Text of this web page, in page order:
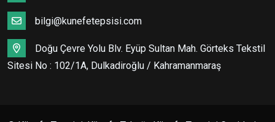
bilgi@kunefetepsisi.com
Doğu Çevre Yolu Blv. Eyüp Sultan Mah. Görteks Tekstil
Sitesi No : 102/1A, Dulkadiroğlu / Kahramanmaraş